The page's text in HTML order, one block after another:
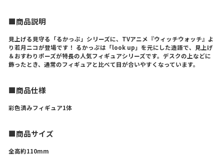
■商品説明
見上げる見守る「るかっぷ」シリーズに、TVアニメ『ウィッチウォッチ』よ
り若月ニコが登場です！ るかっぷは「look up」を元にした造語で、見上げ
＆おすわりポーズが特長の人気フィギュアシリーズです。デスクの上などに
飾ったとき、通常のフィギュアと比べて目が合いやすくなっています。
■商品仕様
彩色済みフィギュア1体
■商品サイズ
全高約110mm